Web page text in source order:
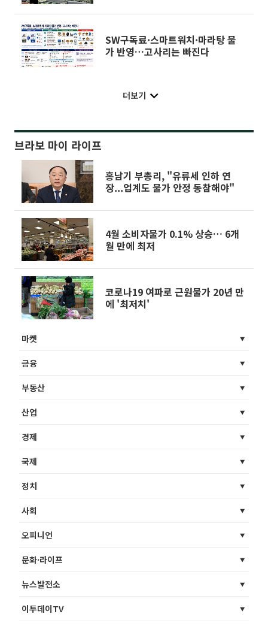
SW구독료·스마트워치·마라탕 물
가 반영…고사리는 빠진다
더보기
브라보 마이 라이프
홍남기 부총리, "유류세 인하 연
장...업계도 물가 안정 동참해야"
4월 소비자물가 0.1% 상승… 6개
월 만에 최저
코로나19 여파로 근원물가 20년 만
에 '최저치'
마켓
금융
부동산
산업
경제
국제
정치
사회
오피니언
문화·라이프
뉴스발전소
이투데이TV